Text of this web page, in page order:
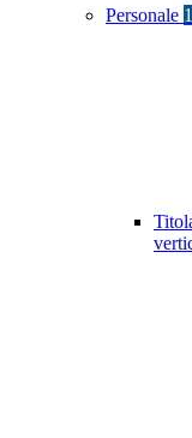
Personale